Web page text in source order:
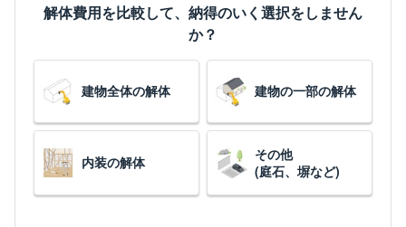
解体費用を比較して、納得のいく選択をしません
か？
建物全体の解体 建物の一部の解体
内装の解体
その他
(庭石、塀など)